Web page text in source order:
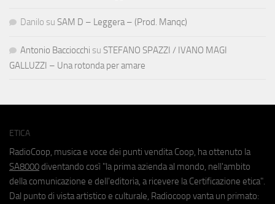
Danilo su SAM D – Leggera – (Prod. Manqc)
Antonio Bacciocchi su STEFANO SPAZZI / IVANO MAGI
GALLUZZI – Una rotonda per amare
ETICA
RadioCoop, musica e voce dei punti vendita Coop, ha ottenuto la
SA8000 diventando così "la prima azienda al mondo, nell'ambito
della comunicazione e dell'editoria, a ricevere la Certificazione etica".
Dal punto di vista artistico e culturale, Radiocoop vanta un primato: